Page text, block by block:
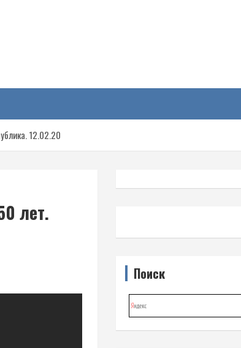
12.02.20
лет.
Поиск